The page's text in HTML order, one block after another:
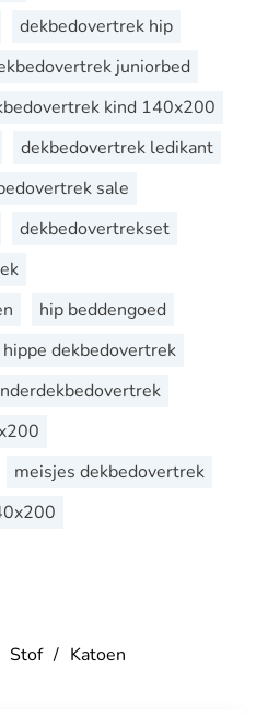
dekbedovertrek hip
juniorbed
kind 140x200
dekbedovertrek ledikant
sale
dekbedovertrekset
hip beddengoed
hippe dekbedovertrek
meisjes dekbedovertrek
Stof Katoen